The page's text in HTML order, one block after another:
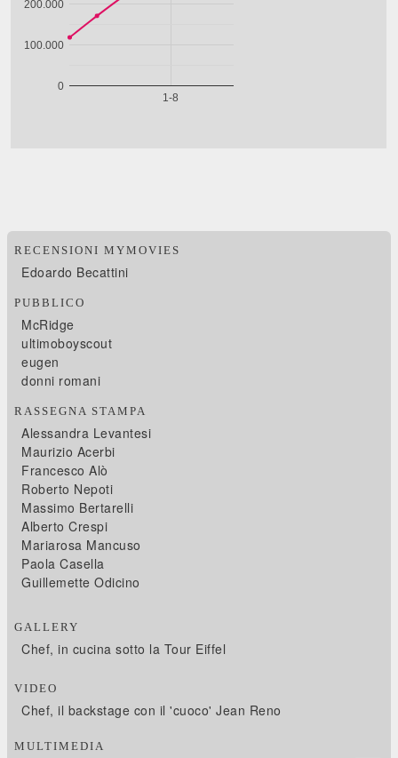
RECENSIONI MYMOVIES
Edoardo Becattini
PUBBLICO
McRidge
ultimoboyscout
eugen
donni romani
RASSEGNA STAMPA
Alessandra Levantesi
Maurizio Acerbi
Francesco Alò
Roberto Nepoti
Massimo Bertarelli
Alberto Crespi
Mariarosa Mancuso
Paola Casella
Guillemette Odicino
GALLERY
Chef, in cucina sotto la Tour Eiffel
VIDEO
Chef, il backstage con il 'cuoco' Jean Reno
MULTIMEDIA